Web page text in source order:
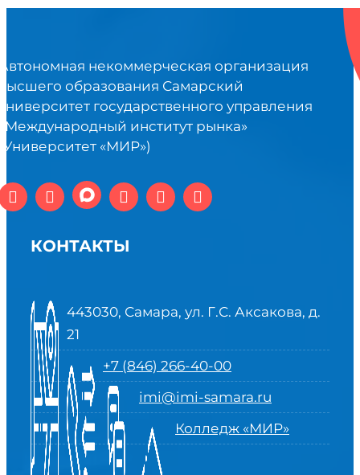
некоммерческая организация
образования Самарский
государственного управления
институт рынка»
«МИР»)
КОНТАКТЫ
443030, Самара, ул. Г.С. Аксакова, д.
21
+7 (846) 266-40-00
imi@imi-samara.ru
Колледж «МИР»